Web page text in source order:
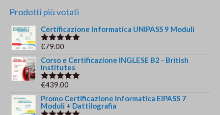
Prodotti più votati
Certificazione Informatica UNIPASS 9 Moduli
Valutato
€79.00
Corso e Certificazione INGLESE B2 - British
Institutes
Valutato
€439.00
Promo Certificazione Informatica EIPASS 7
Moduli + Dattilografia